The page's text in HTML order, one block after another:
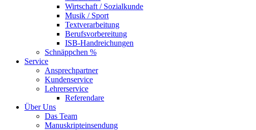
Wirtschaft / Sozialkunde
Musik / Sport
Textverarbeitung
Berufsvorbereitung
ISB-Handreichungen
Schnäppchen %
Service
Ansprechpartner
Kundenservice
Lehrerservice
Referendare
Über Uns
Das Team
Manuskripteinsendung